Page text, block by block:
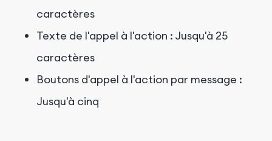
caractères
Texte de l'appel à l'action : Jusqu'à 25
caractères
Boutons d'appel à l'action par message :
Jusqu'à cinq